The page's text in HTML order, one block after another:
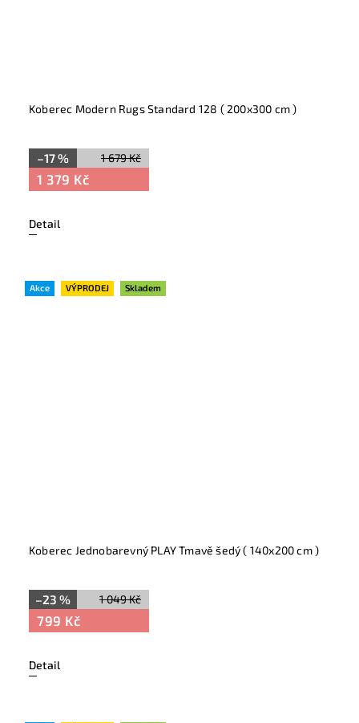
Koberec Modern Rugs Standard 128 ( 200x300 cm )
1 679 Kč
–17 %
1 379 Kč
Detail
Akce VÝPRODEJ Skladem
Koberec Jednobarevný PLAY Tmavě šedý ( 140x200 cm )
1 049 Kč
–23 %
799 Kč
Detail